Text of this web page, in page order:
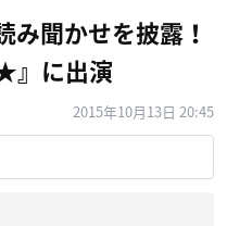
み聞かせを披露！
』に出演
2015年10月13日 20:45